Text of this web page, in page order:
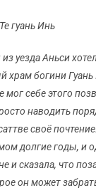
гуань Инь
уезда Аньси
храм богини
мог себе этого
наводить
своё
долгие годы, и
и сказала, что
он может